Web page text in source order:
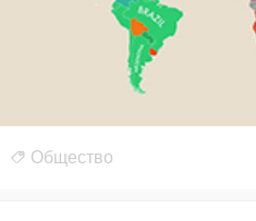
Общество